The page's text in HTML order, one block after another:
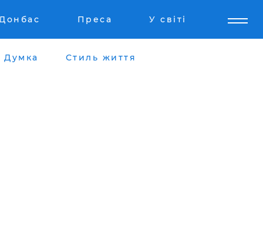
Преса У світі
Думка Стиль життя